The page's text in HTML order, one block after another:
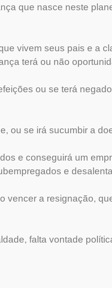
que nasce neste
vivem seus pais e a
terá ou não
ou se terá
ou se irá sucumbir a
e conseguirá um
e
vencer a resignação,
falta vontade